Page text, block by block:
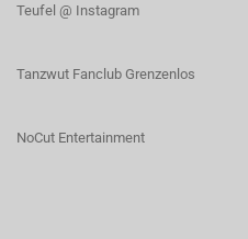
Teufel @ Instagram
Tanzwut Fanclub Grenzenlos
NoCut Entertainment